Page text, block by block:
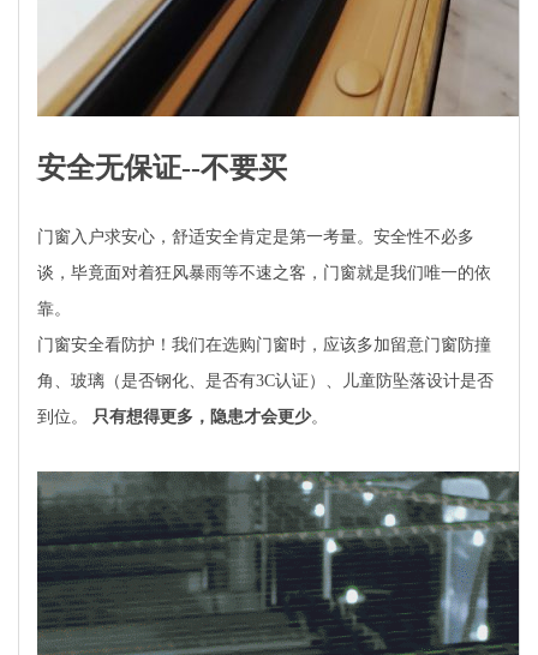
安全无保证--不要买
门窗入户求安心，舒适安全肯定是第一考量。安全性不必多
谈，毕竟面对着狂风暴雨等不速之客，门窗就是我们唯一的依
靠。
门窗安全看防护！我们在选购门窗时，应该多加留意门窗防撞
角、玻璃（是否钢化、是否有3C认证）、儿童防坠落设计是否
到位。 只有想得更多，隐患才会更少。